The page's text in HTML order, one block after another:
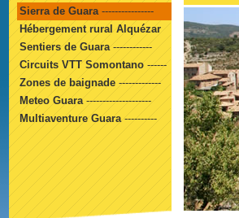
Sierra de Guara----------------
Hébergement rural Alquézar
Sentiers de Guara------------
Circuits VTT Somontano ------
Zones de baignade -------------
Meteo Guara--------------------
Multiaventure Guara----------